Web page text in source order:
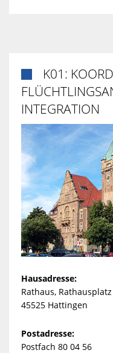
K01:
INTEGRATION
Hausadresse:
Rathaus, Rathausplatz
45525 Hattingen
Postadresse:
Postfach 80 04 56